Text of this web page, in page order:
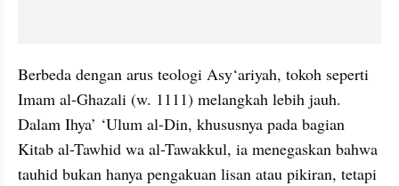
Berbeda dengan arus teologi Asy‘ariyah, tokoh seperti
Imam al-Ghazali (w. 1111) melangkah lebih jauh.
Dalam Ihya’ ‘Ulum al-Din, khususnya pada bagian
Kitab al-Tawhid wa al-Tawakkul, ia menegaskan bahwa
tauhid bukan hanya pengakuan lisan atau pikiran, tetapi